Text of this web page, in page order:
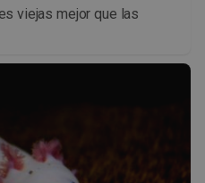
viejas mejor que las